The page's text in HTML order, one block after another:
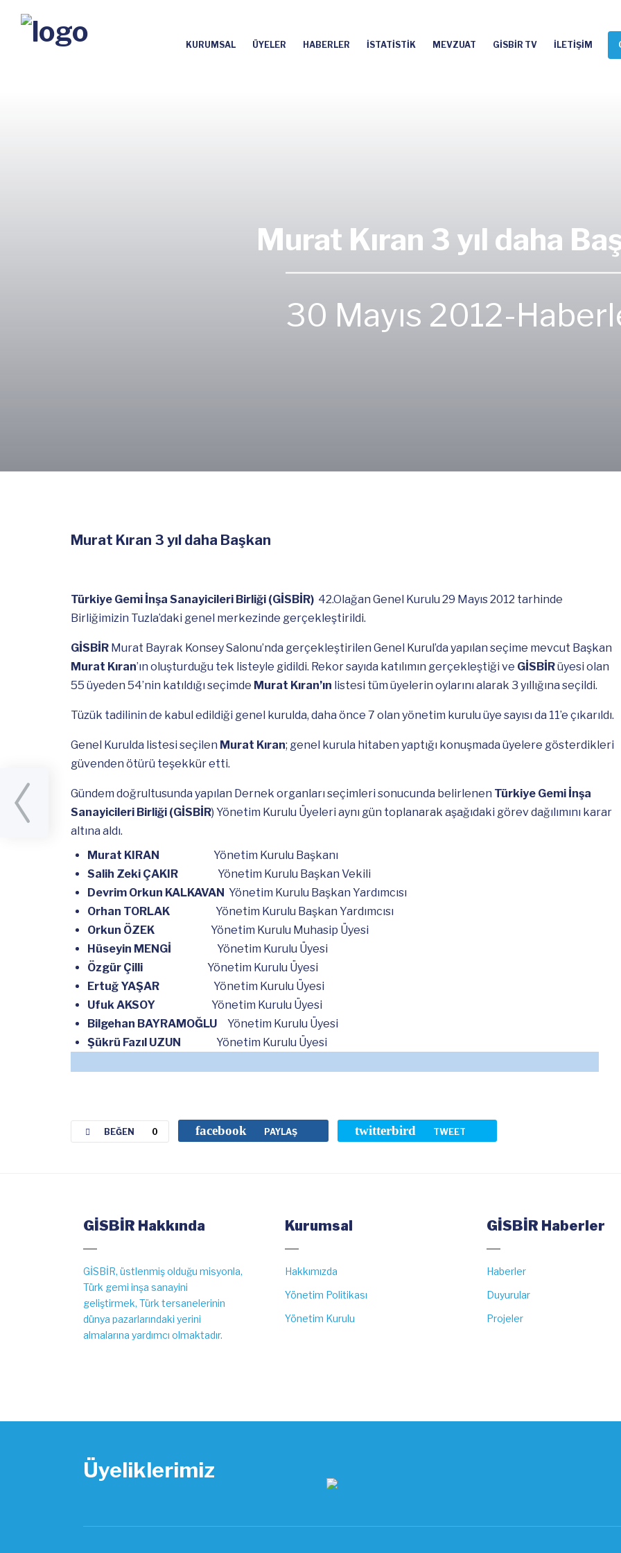
KURUMSAL ÜYELER HABERLER İSTATİSTİK MEVZUAT GİSBİR TV İLETİŞİM
Murat Kıran 3 yıl daha
30 Mayıs 2012-
Murat Kıran 3 yıl daha Başkan
Türkiye Gemi İnşa Sanayicileri Birliği (GİSBİR) 42.Olağan Genel Kurulu 29 Mayıs 2012 tarhinde
Birliğimizin Tuzla’daki genel merkezinde gerçekleştirildi.
GİSBİR Murat Bayrak Konsey Salonu’nda gerçekleştirilen Genel Kurul’da yapılan seçime mevcut Başkan
Murat Kıran’ın oluşturduğu tek listeyle gidildi. Rekor sayıda katılımın gerçekleştiği ve GİSBİRüyesi olan
55 üyeden 54’nin katıldığı seçimde Murat Kıran’ın listesi tüm üyelerin oylarını alarak 3 yıllığına seçildi.
Tüzük tadilinin de kabul edildiği genel kurulda, daha önce 7 olan yönetim kurulu üye sayısı da 11’e çıkarıldı.
Genel Kurulda listesi seçilen Murat Kıran; genel kurula hitaben yaptığı konuşmada üyelere gösterdikleri
güvenden ötürü teşekkür etti.
Gündem doğrultusunda yapılan Dernek organları seçimleri sonucunda belirlenen Türkiye Gemi İnşa
Sanayicileri Birliği (GİSBİR) Yönetim Kurulu Üyeleri aynı gün toplanarak aşağıdaki görev dağılımını karar
altına aldı.
Murat KIRAN Yönetim Kurulu Başkanı
Salih Zeki ÇAKIR Yönetim Kurulu Başkan Vekili
Devrim Orkun KALKAVAN Yönetim Kurulu Başkan Yardımcısı
Orhan TORLAK Yönetim Kurulu Başkan Yardımcısı
Orkun ÖZEK Yönetim Kurulu Muhasip Üyesi
Hüseyin MENGİ Yönetim Kurulu Üyesi
Özgür Çilli Yönetim Kurulu Üyesi
Ertuğ YAŞAR Yönetim Kurulu Üyesi
Ufuk AKSOY Yönetim Kurulu Üyesi
Bilgehan BAYRAMOĞLU Yönetim Kurulu Üyesi
Şükrü Fazıl UZUN Yönetim Kurulu Üyesi
BEĞEN 0 facebook PAYLAŞ twitterbird TWEET
GİSBİR Hakkında
GİSBİR, üstlenmiş olduğu misyonla,
Türk gemi inşa sanayini
geliştirmek, Türk tersanelerinin
dünya pazarlarındaki yerini
almalarına yardımcı olmaktadır.
Kurumsal
Hakkımızda
Yönetim Politikası
Yönetim Kurulu
GİSBİR Haberler
Haberler
Duyurular
Projeler
Üyeliklerimiz